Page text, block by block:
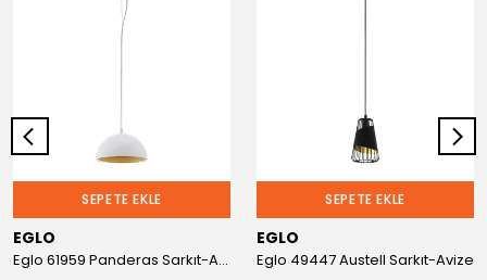
SEPETE EKLE
EGLO
Eglo 61959 Panderas Sarkıt-Avize
SEPETE EKLE
EGLO
Eglo 49447 Austell Sarkıt-Avize